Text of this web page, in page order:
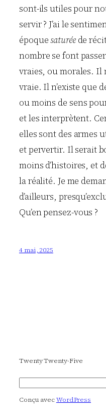
sont-ils utiles pour
servir ? J’ai le
époquesaturéede
nombre se font
vraies, ou morales. Il
vraie. Il n’existe que
ou moins de sens
et les interprètent.
elles sont des armes
et pervertir. Il serait
moins d’histoires, et
la réalité. Je me
d’ailleurs,
Qu’en pensez-vous ?
4 mai, 2025
Twenty Twenty-Five
Conçu avecWordPress